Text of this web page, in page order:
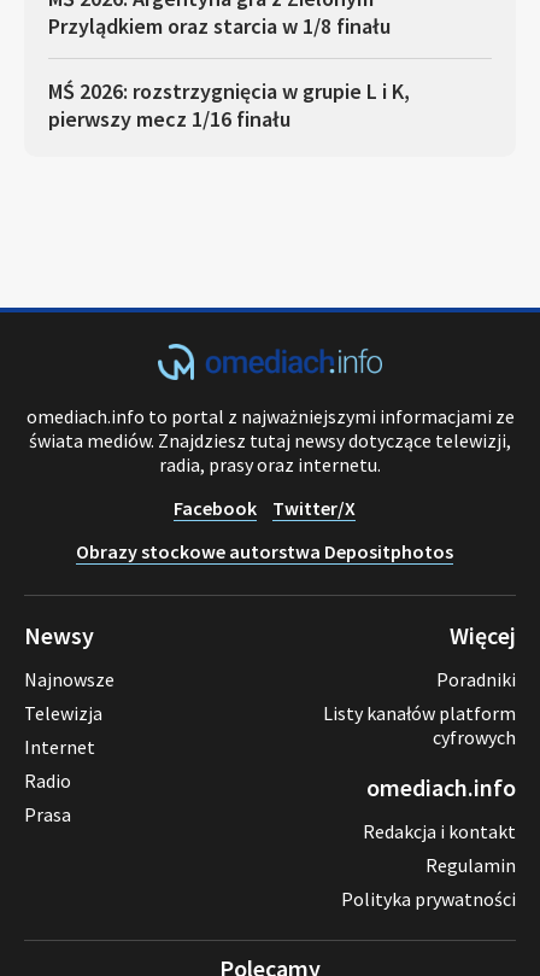
Przylądkiem oraz starcia w 1/8 finału
MŚ 2026: rozstrzygnięcia w grupie L i K,
pierwszy mecz 1/16 finału
omediach.info to portal z najważniejszymi informacjami ze
świata mediów. Znajdziesz tutaj newsy dotyczące telewizji,
radia, prasy oraz internetu.
Facebook
Twitter/X
Obrazy stockowe autorstwa Depositphotos
Newsy
Najnowsze
Telewizja
Internet
Radio
Prasa
Więcej
Poradniki
Listy kanałów platform
cyfrowych
omediach.info
Redakcja i kontakt
Regulamin
Polityka prywatności
Polecamy